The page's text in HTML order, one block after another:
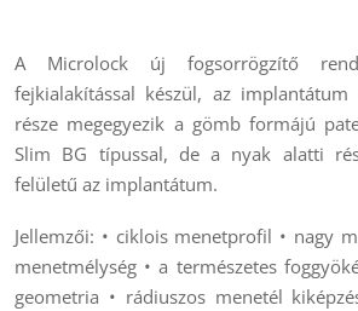
A Microlock új fogsorrögzítő
fejkialakítással készül, az
része megegyezik a gömb formájú
Slim BG típussal, de a nyak alatti
felületű az implantátum.
Jellemzői: • ciklois menetprofil • nagy
menetmélység • a természetes
geometria • rádiuszos menetél